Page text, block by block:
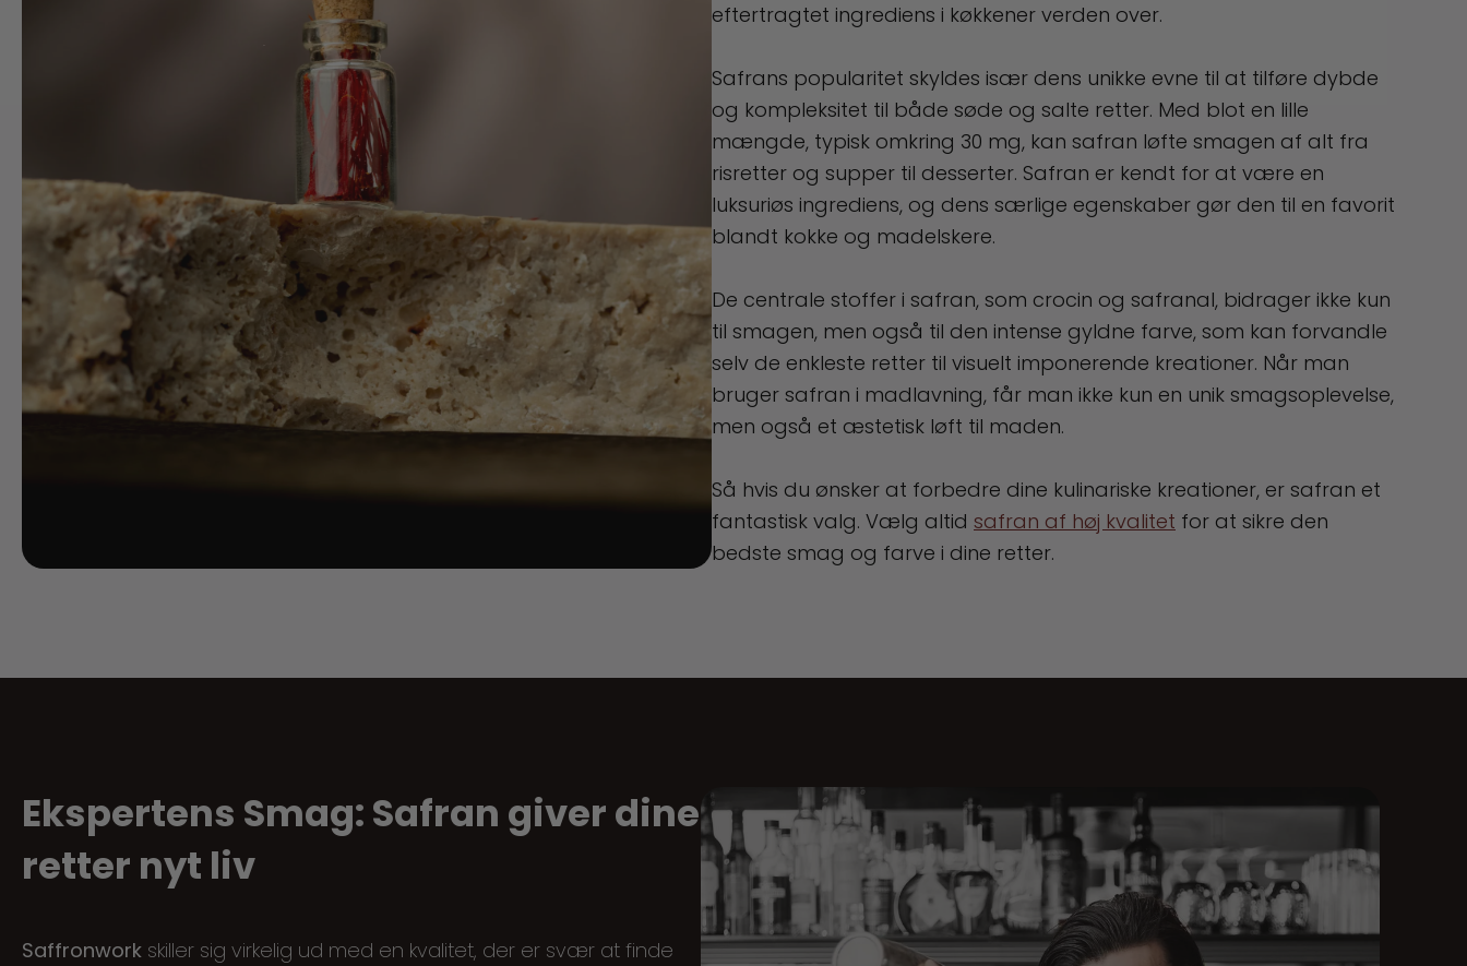
eftertragtet ingrediens i køkkener verden over.
Safrans popularitet skyldes især dens unikke evne til at tilføre dybde
og kompleksitet til både søde og salte retter. Med blot en lille
mængde, typisk omkring 30 mg, kan safran løfte smagen af alt fra
risretter og supper til desserter. Safran er kendt for at være en
luksuriøs ingrediens, og dens særlige egenskaber gør den til en favorit
blandt kokke og madelskere.
De centrale stoffer i safran, som crocin og safranal, bidrager ikke kun
til smagen, men også til den intense gyldne farve, som kan forvandle
selv de enkleste retter til visuelt imponerende kreationer. Når man
bruger safran i madlavning, får man ikke kun en unik smagsoplevelse,
men også et æstetisk løft til maden.
Så hvis du ønsker at forbedre dine kulinariske kreationer, er safran et
fantastisk valg. Vælg altid safran af høj kvalitet for at sikre den
bedste smag og farve i dine retter.
Ekspertens Smag: Safran giver dine
retter nyt liv
Saffronwork skiller sig virkelig ud med en kvalitet, der er svær at finde